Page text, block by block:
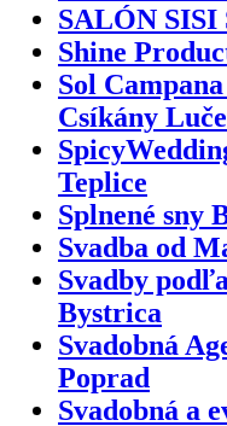
SALÓN SISI
Shine
Sol
Csíkány
Teplice
Splnené sny
Svadba od
Svadby
Bystrica
Svadobná
Poprad
Svadobná a